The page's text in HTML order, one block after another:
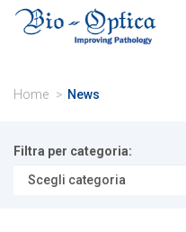
Home News
Filtra per categoria: